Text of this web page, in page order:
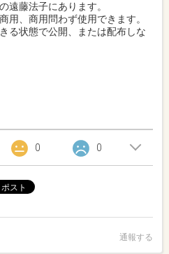
遠藤法子にあります。
用、商用問わず使用できます。
る状態で公開、または配布しな
0 0
通報する